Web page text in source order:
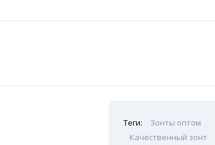
Теги: Зонты оптом
Качественный зонт